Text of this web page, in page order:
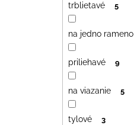
trblietavé 5
na jedno rameno
priliehavé 9
na viazanie 5
tylové 3